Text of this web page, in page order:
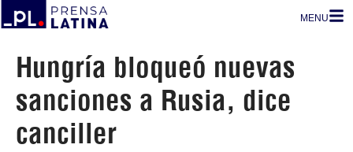
MENU
Hungría bloqueó nuevas
sanciones a Rusia, dice
canciller